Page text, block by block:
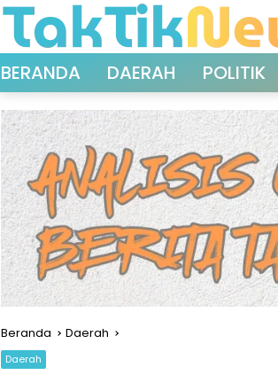
BERANDA DAERAH POLITIK
Beranda Daerah
Daerah